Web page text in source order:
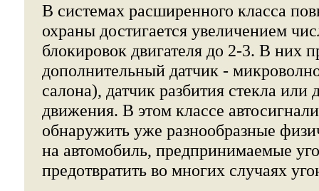
В системах расширенного класса
охраны достигается увеличением
блокировок двигателя до 2-3. В них
дополнительный датчик -
салона), датчик разбития стекла или
движения. В этом классе
обнаружить уже разнообразные
на автомобиль, предпринимаемые
предотвратить во многих случаях